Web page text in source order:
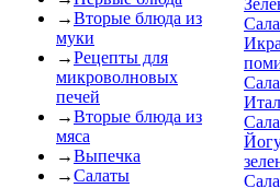
→Вторые блюда из
муки
→Рецепты для
микроволновых
печей
→Вторые блюда из
мяса
→Выпечка
→Салаты